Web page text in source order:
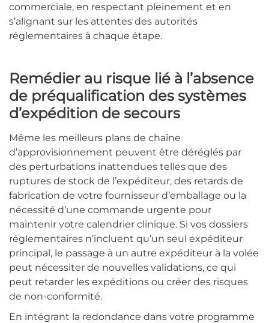
commerciale, en respectant pleinement et en
s’alignant sur les attentes des autorités
réglementaires à chaque étape.
Remédier au risque lié à l’absence
de préqualification des systèmes
d’expédition de secours
Même les meilleurs plans de chaîne
d’approvisionnement peuvent être déréglés par
des perturbations inattendues telles que des
ruptures de stock de l’expéditeur, des retards de
fabrication de votre fournisseur d’emballage ou la
nécessité d’une commande urgente pour
maintenir votre calendrier clinique. Si vos dossiers
réglementaires n’incluent qu’un seul expéditeur
principal, le passage à un autre expéditeur à la volée
peut nécessiter de nouvelles validations, ce qui
peut retarder les expéditions ou créer des risques
de non-conformité.
En intégrant la redondance dans votre programme